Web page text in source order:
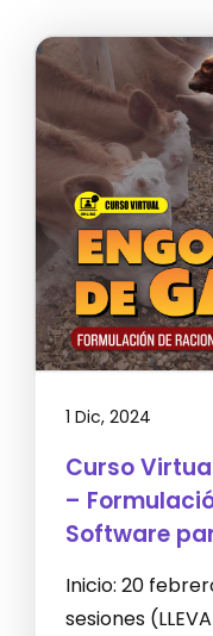
1 Dic, 2024
Curso
–
Software
Inicio: 20
sesiones